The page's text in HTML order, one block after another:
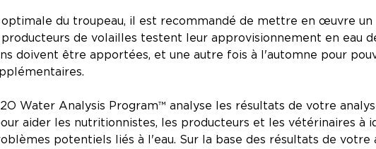
du troupeau, il est recommandé de mettre en œuvre
de volailles testent leur approvisionnement en eau
doivent être apportées, et une autre fois à l'automne pour
Water Analysis Program™ analyse les résultats de votre
aider les nutritionnistes, les producteurs et les vétérinaires à
potentiels liés à l'eau. Sur la base des résultats de votre